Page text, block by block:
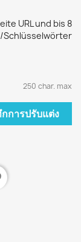
URL und bis 8
Schlüsselwörter
250 char. max
การปรับแต่ง